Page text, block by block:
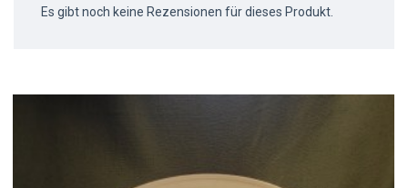
Es gibt noch keine Rezensionen für dieses Produkt.